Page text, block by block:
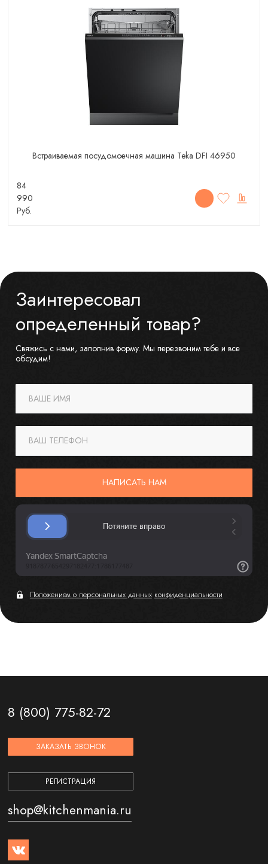
Встраиваемая посудомоечная машина Teka DFI 46950
84
990
Руб.
Заинтересовал
определенный товар?
Свяжись с нами, заполнив форму. Мы перезвоним тебе и все
обсудим!
ВАШЕ ИМЯ
ВАШ ТЕЛЕФОН
НАПИСАТЬ НАМ
Положением о персональных данных конфиденциальности
8 (800) 775-82-72
ЗАКАЗАТЬ ЗВОНОК
РЕГИСТРАЦИЯ
shop@kitchenmania.ru